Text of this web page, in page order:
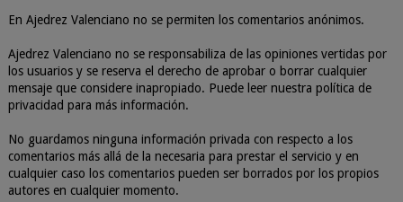
En Ajedrez Valenciano no se permiten los comentarios anónimos.
Ajedrez Valenciano no se responsabiliza de las opiniones vertidas por
los usuarios y se reserva el derecho de aprobar o borrar cualquier
mensaje que considere inapropiado. Puede leer nuestra política de
privacidad para más información.
No guardamos ninguna información privada con respecto a los
comentarios más allá de la necesaria para prestar el servicio y en
cualquier caso los comentarios pueden ser borrados por los propios
autores en cualquier momento.